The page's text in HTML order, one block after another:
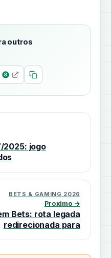
outros
2025: jogo
BETS & GAMING 2026
Proximo →
Bets: rota legada
redirecionada para